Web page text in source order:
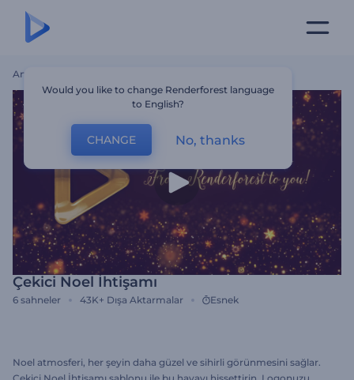
Ana Sayfa
Çekici Noel İhtişamı
6 sahneler 43K+ Dışa Aktarmalar Esnek
Noel atmosferi, her şeyin daha güzel ve sihirli görünmesini sağlar.
Would you like to change Renderforest language
to English?
CHANGE No, thanks